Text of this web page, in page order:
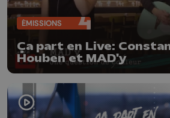
ÉMISSIONS
Ça part en Live:
Houben et MAD'y